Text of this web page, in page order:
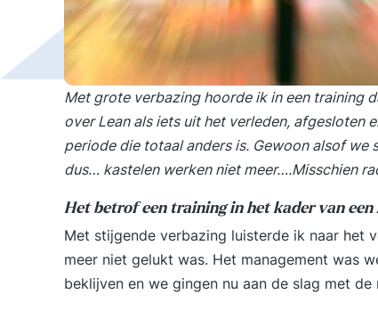
Met grote verbazing hoorde ik in een training
over Lean als iets uit het verleden, afgesloten
periode die totaal anders is. Gewoon alsof we
dus… kastelen werken niet meer….Misschien
Het betrof een training in het kader van
Met stijgende verbazing luisterde ik naar het
meer niet gelukt was. Het management was
beklijven en we gingen nu aan de slag met